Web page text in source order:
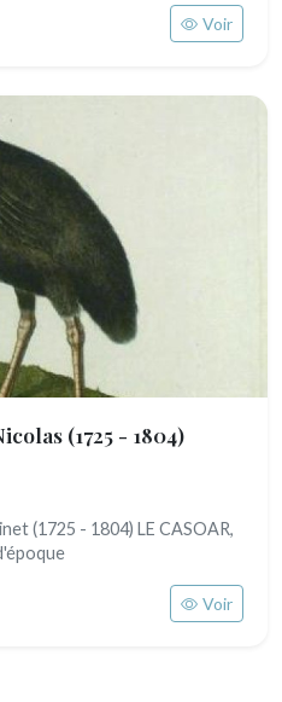
Voir
(1725 - 1804)
(1725 - 1804) LE CASOAR,
Voir